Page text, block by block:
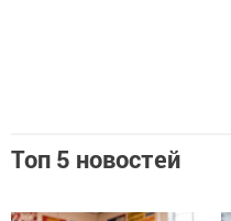
Топ 5 новостей